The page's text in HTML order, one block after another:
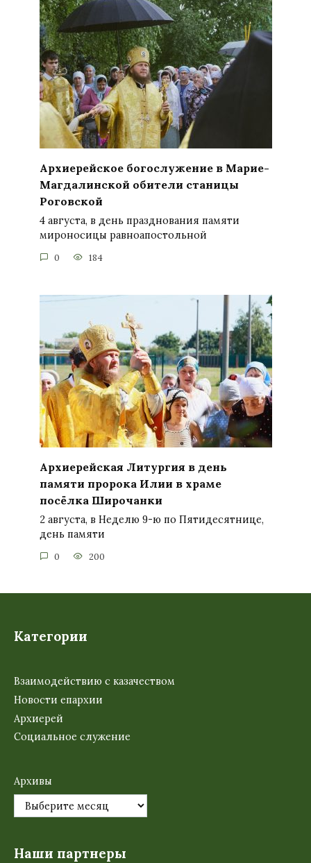
Архиерейское богослужение в Марие-
Магдалинской обители станицы
Роговской
4 августа, в день празднования памяти
мироносицы равноапостольной
0 184
Архиерейская Литургия в день
памяти пророка Илии в храме
посёлка Широчанки
2 августа, в Неделю 9-ю по Пятидесятнице,
день памяти
0 200
Категории
Взаимодействию с казачеством
Новости епархии
Архиерей
Социальное служение
Архивы
Наши партнеры